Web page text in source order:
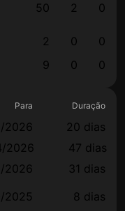
50 2 0
2 0
0
9 0 0
Para Duração
2026
20 dias
2026
47 dias
2026
31 dias
2025 8 dias